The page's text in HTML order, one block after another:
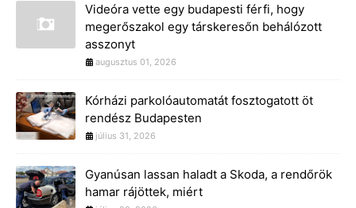
Videóra vette egy budapesti férfi, hogy
megerőszakol egy társkeresőn behálózott
asszonyt
augusztus 01, 2026
Kórházi parkolóautomatát fosztogatott öt
rendész Budapesten
július 31, 2026
Gyanúsan lassan haladt a Skoda, a rendőrök
hamar rájöttek, miért